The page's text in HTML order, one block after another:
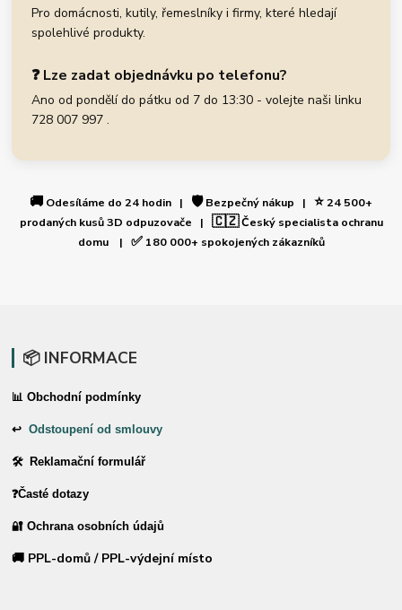
Pro domácnosti, kutily, řemeslníky i firmy, které hledají
spolehlivé produkty.
❓ Lze zadat objednávku po telefonu?
Ano od pondělí do pátku od 7 do 13:30 - volejte naši linku
728 007 997 .
🚚 Odesíláme do 24 hodin | 🛡️Bezpečný nákup | ⭐24 500+
prodaných kusů 3D odpuzovače | 🇨🇿Český specialista ochranu
domu | ✅180 000+ spokojených zákazníků
📦 INFORMACE
📊 Obchodní podmínky
↩Odstoupení od smlouvy
🛠 Reklamační formulář
❓Časté dotazy
🔐 Ochrana osobních údajů
🚚 PPL-domů / PPL-výdejní místo